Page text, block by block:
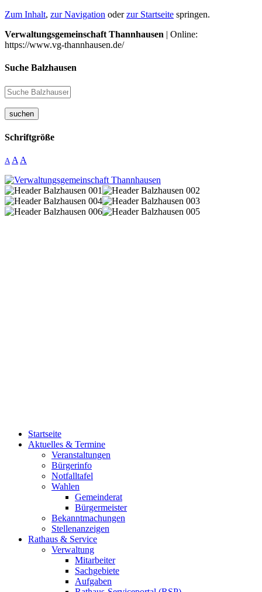
Zum Inhalt, zur Navigation oderzur Startseite springen.
Verwaltungsgemeinschaft Thannhausen | Online:
https://www.vg-thannhausen.de/
Suche Balzhausen
suchen
Schriftgröße
A A A
Startseite
Aktuelles & Termine
Veranstaltungen
Bürgerinfo
Notfalltafel
Wahlen
Gemeinderat
Bürgermeister
Bekanntmachungen
Stellenanzeigen
Rathaus & Service
Verwaltung
Mitarbeiter
Sachgebiete
Aufgaben